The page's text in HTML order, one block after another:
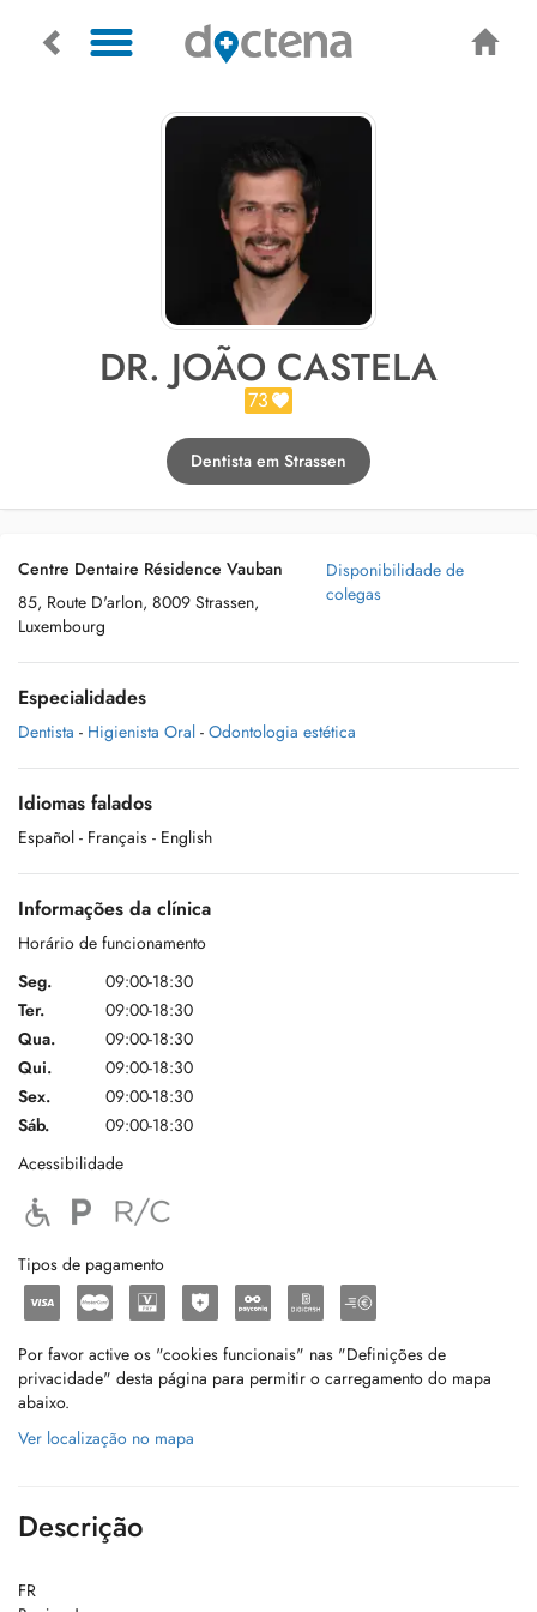
DR. JOÃO CASTELA
73
Dentista em Strassen
Centre Dentaire Résidence Vauban
85, Route D'arlon, 8009 Strassen,
Luxembourg
Disponibilidade de
colegas
Especialidades
Dentista - Higienista Oral - Odontologia estética
Idiomas falados
Español - Français - English
Informações da clínica
Horário de funcionamento
Seg.
09:00-18:30
Ter.
09:00-18:30
Qua.
09:00-18:30
Qui.
09:00-18:30
Sex.
09:00-18:30
Sáb.
09:00-18:30
Acessibilidade
Tipos de pagamento
Por favor active os "cookies funcionais" nas "Definições de
privacidade" desta página para permitir o carregamento do mapa
abaixo.
Ver localização no mapa
Descrição
FR